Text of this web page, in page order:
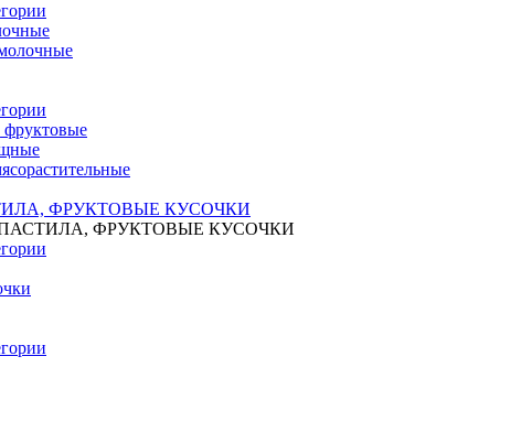
ФРУКТОВЫЕ КУСОЧКИ
ФРУКТОВЫЕ КУСОЧКИ